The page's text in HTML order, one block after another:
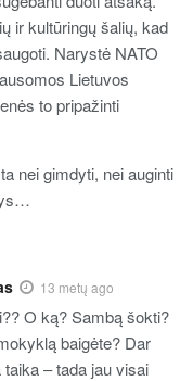
ir kultūringų šalių, kad
Narystė NATO
Lietuvos
to pripažinti
nei gimdyti, nei auginti
13 metų ago
O ką? Sambą šokti?
baigėte? Dar
– tada jau visai